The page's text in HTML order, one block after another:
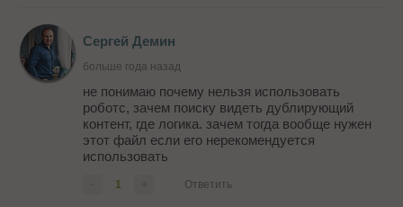
Сергей Демин
больше года назад
не понимаю почему нельзя использовать
роботс, зачем поиску видеть дублирующий
контент, где логика. зачем тогда вообще нужен
этот файл если его нерекомендуется
использовать
1 Ответить